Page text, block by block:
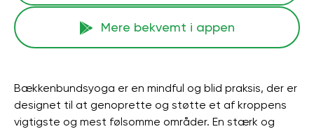
Mere bekvemt i appen
Bækkenbundsyoga er en mindful og blid praksis, der er
designet til at genoprette og støtte et af kroppens
vigtigste og mest følsomme områder. En stærk og